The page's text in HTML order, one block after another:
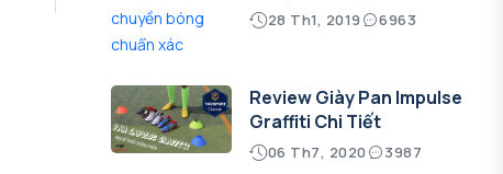
28 Th1, 2019 6963
Review Giày Pan Impulse
Graffiti Chi Tiết
06 Th7, 2020 3987